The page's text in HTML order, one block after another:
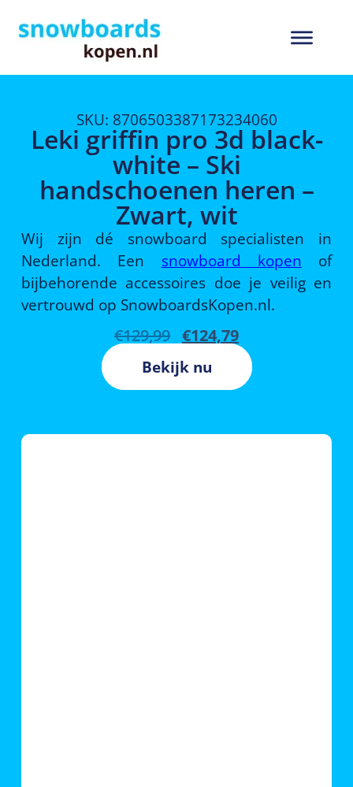
SKU: 8706503387173234060
Leki griffin pro 3d black-
white – Ski
handschoenen heren –
Zwart, wit
Wij zijn dé snowboard specialisten in
Nederland. Een snowboard kopen of
bijbehorende accessoires doe je veilig en
vertrouwd op SnowboardsKopen.nl.
€129,99 €124,79
Bekijk nu